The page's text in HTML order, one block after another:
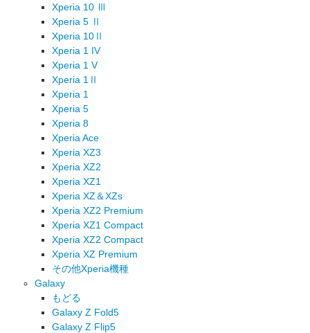
Xperia 10 Ⅲ
Xperia 5 Ⅱ
Xperia 10Ⅱ
Xperia 1 IV
Xperia 1 V
Xperia 1Ⅱ
Xperia 1
Xperia 5
Xperia 8
Xperia Ace
Xperia XZ3
Xperia XZ2
Xperia XZ1
Xperia XZ＆XZs
Xperia XZ2 Premium
Xperia XZ1 Compact
Xperia XZ2 Compact
Xperia XZ Premium
その他Xperia機種
Galaxy
もどる
Galaxy Z Fold5
Galaxy Z Flip5